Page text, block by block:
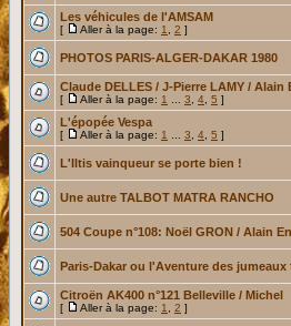
Les véhicules de l'AMSAM
[ Aller à la page: 1 2 ]
PHOTOS PARIS-ALGER-DAKAR 1980
Claude DELLES / J-Pierre LAMY / Alain
[ Aller à la page: 1 3 4 5 ]
L'épopée Vespa
[ Aller à la page: 1 3 4 5 ]
L'Iltis vainqueur se porte bien !
Une autre TALBOT MATRA RANCHO
504 Coupe n°108: Noël GRON / Alain
Paris-Dakar ou l'Aventure des jumeaux
Citroën AK400 n°121 Belleville / Michel
[ Aller à la page: 1 2 ]